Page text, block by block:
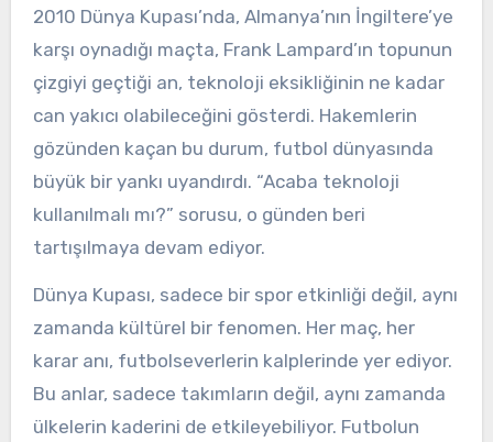
2010 Dünya Kupası’nda, Almanya’nın İngiltere’ye
karşı oynadığı maçta, Frank Lampard’ın topunun
çizgiyi geçtiği an, teknoloji eksikliğinin ne kadar
can yakıcı olabileceğini gösterdi. Hakemlerin
gözünden kaçan bu durum, futbol dünyasında
büyük bir yankı uyandırdı. “Acaba teknoloji
kullanılmalı mı?” sorusu, o günden beri
tartışılmaya devam ediyor.
Dünya Kupası, sadece bir spor etkinliği değil, aynı
zamanda kültürel bir fenomen. Her maç, her
karar anı, futbolseverlerin kalplerinde yer ediyor.
Bu anlar, sadece takımların değil, aynı zamanda
ülkelerin kaderini de etkileyebiliyor. Futbolun